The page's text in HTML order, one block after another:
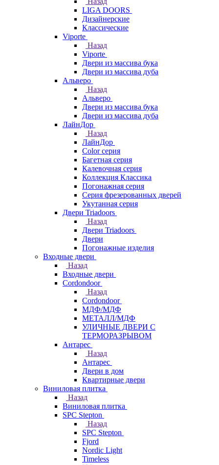
LIGA DOORS
Дизайнерские
Классические
Viporte
Назад
Viporte
Двери из массива бука
Двери из массива дуба
Альверо
Назад
Альверо
Двери из массива бука
Двери из массива дуба
ЛайнДор
Назад
ЛайнДор
Color серия
Багетная серия
Калевочная серия
Коллекция Классика
Погонажная серия
Серия фрезерованных дверей
Укутанная серия
Двери Triadoors
Назад
Двери Triadoors
Двери
Погонажные изделия
Входные двери
Назад
Входные двери
Cordondoor
Назад
Cordondoor
МДФ/МДФ
МЕТАЛЛ/МДФ
УЛИЧНЫЕ ДВЕРИ С
ТЕРМОРАЗРЫВОМ
Антарес
Назад
Антарес
Двери в дом
Квартирные двери
Виниловая плитка
Назад
Виниловая плитка
SPC Stepton
Назад
SPC Stepton
Fjord
Nordic Light
Timeless